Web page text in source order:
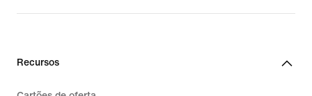
Recursos